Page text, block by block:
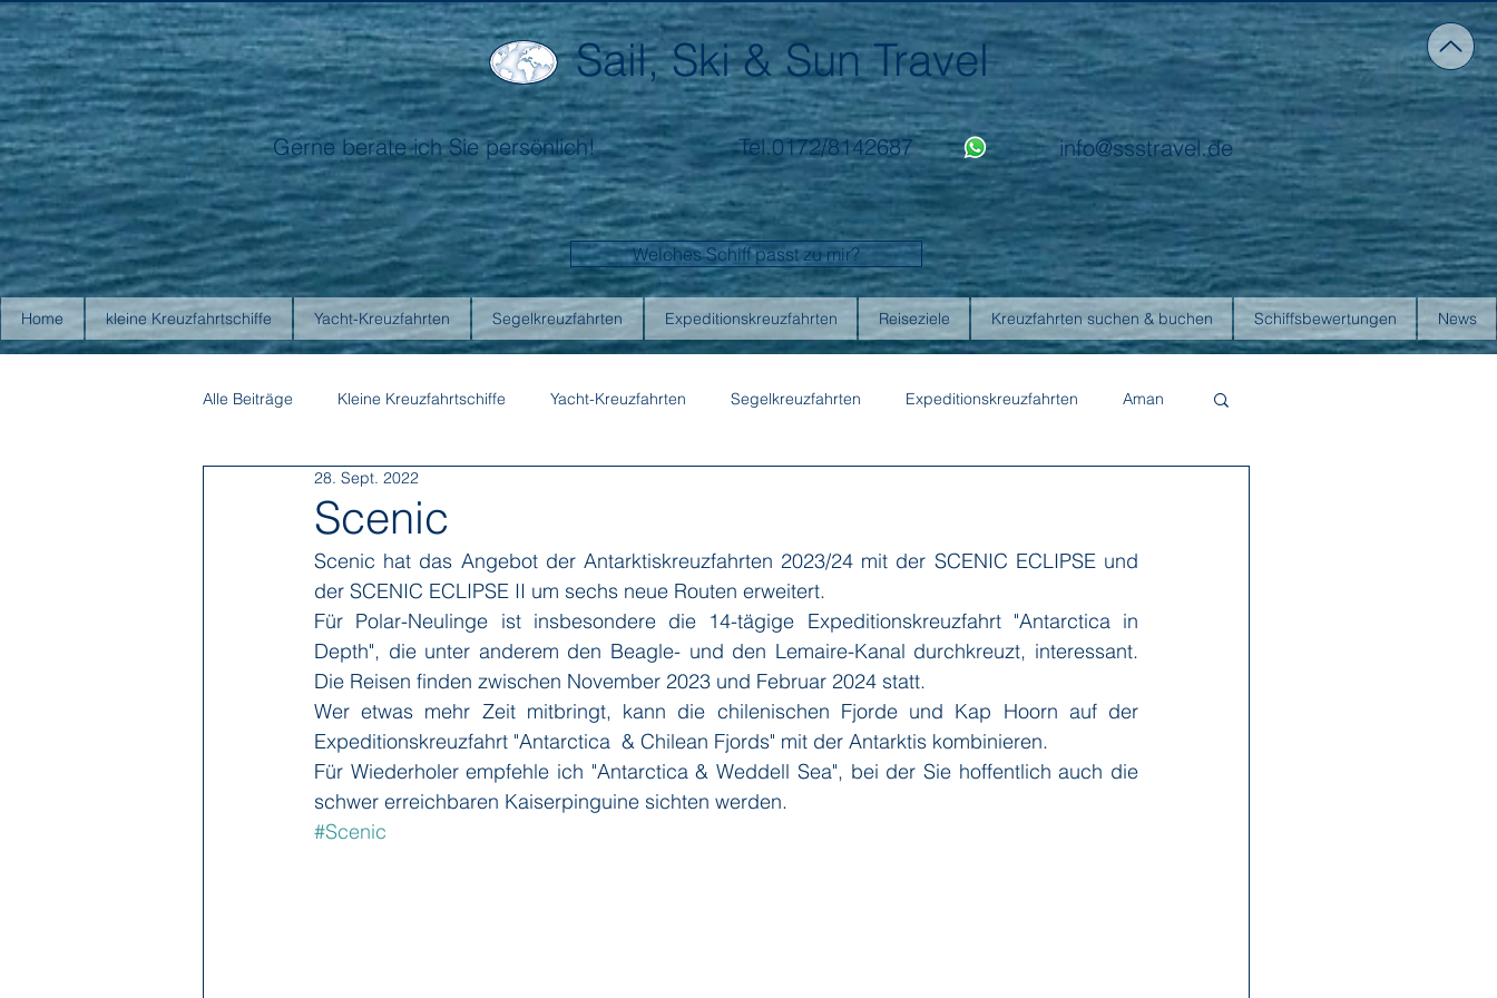
Sail, Ski & Sun Travel
Gerne berate ich Sie persönlich! Tel.0172/8142687 info@ssstravel.de
Welches Schiff passt zu mir?
Home kleine Kreuzfahrtschiffe Yacht-Kreuzfahrten Segelkreuzfahrten Expeditionskreuzfahrten Reiseziele Kreuzfahrten suchen & buchen Schiffsbewertungen News
Alle Beiträge Kleine Kreuzfahrtschiffe Yacht-Kreuzfahrten Segelkreuzfahrten Expeditionskreuzfahrten Aman
Antarctica21 Aurora Expeditions
HX Expeditions Paul Gauguin Cruises
Poseidon Expeditions Regent Seven Seas Cruises Running on Waves Sailing-Classics Scenic Seabourn
Sea Cloud Cruises SeaDream Yacht Club Silhouette Cruises Silversea Star Clippers Swan Hellenic
The Ritz-Carlton Yacht Collection
Scenic
28. Sept. 2022
Scenic hat das Angebot der Antarktiskreuzfahrten 2023/24 mit der SCENIC ECLIPSE und
der SCENIC ECLIPSE II um sechs neue Routen erweitert.
Für Polar-Neulinge ist insbesondere die 14-tägige Expeditionskreuzfahrt "Antarctica in
Depth", die unter anderem den Beagle- und den Lemaire-Kanal durchkreuzt, interessant.
Die Reisen finden zwischen November 2023 und Februar 2024 statt.
Wer etwas mehr Zeit mitbringt, kann die chilenischen Fjorde und Kap Hoorn auf der
Expeditionskreuzfahrt "Antarctica  & Chilean Fjords" mit der Antarktis kombinieren.
Für Wiederholer empfehle ich "Antarctica & Weddell Sea", bei der Sie hoffentlich auch die
schwer erreichbaren Kaiserpinguine sichten werden.
#Scenic